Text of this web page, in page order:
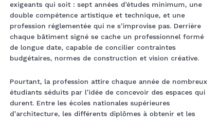
exigeants qui soit : sept années d’études minimum, une
double compétence artistique et technique, et une
profession réglementée qui ne s’improvise pas. Derrière
chaque bâtiment signé se cache un professionnel formé
de longue date, capable de concilier contraintes
budgétaires, normes de construction et vision créative.
Pourtant, la profession attire chaque année de nombreux
étudiants séduits par l’idée de concevoir des espaces qui
durent. Entre les écoles nationales supérieures
d’architecture, les différents diplômes à obtenir et les